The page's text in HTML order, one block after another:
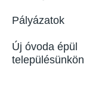
Pályázatok
Új óvoda épül
településünkön